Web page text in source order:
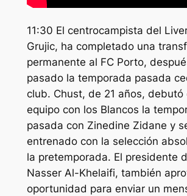
11:30 El centrocampista del
Grujic, ha completado una
permanente al FC Porto,
pasado la temporada pasada
club. Chust, de 21 años, debutó
equipo con los Blancos la
pasada con Zinedine Zidane y
entrenado con la selección
la pretemporada. El presidente
Nasser Al-Khelaifi, también
oportunidad para enviar un